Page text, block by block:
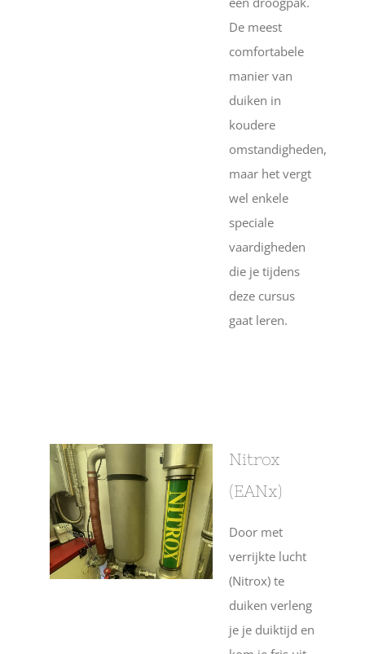
De meest
comfortabele
manier van
duiken in
koudere
omstandigheden,
maar het vergt
wel enkele
speciale
vaardigheden
die je tijdens
deze cursus
gaat leren.
Nitrox
(EANx)
Door met
verrijkte lucht
(Nitrox) te
duiken verleng
je je duiktijd en